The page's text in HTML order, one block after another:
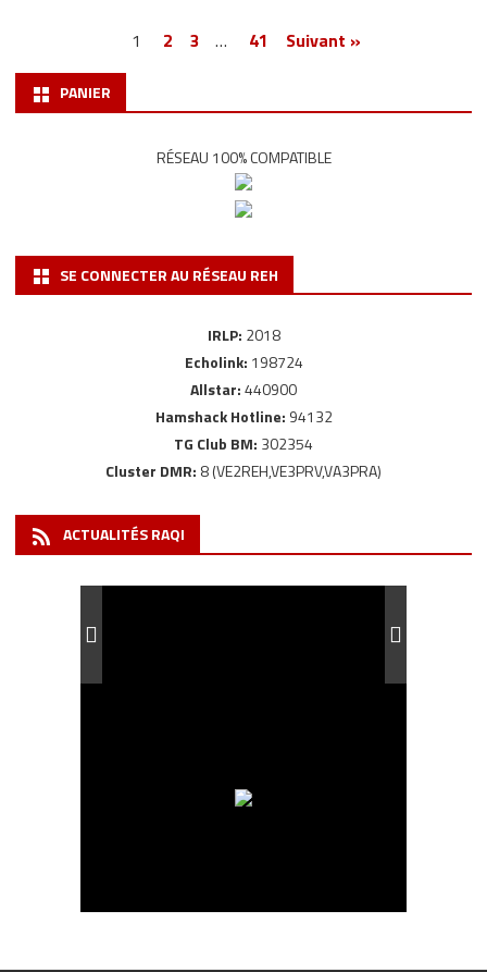
des
publications
1 2 3 … 41 Suivant »
PANIER
RÉSEAU 100% COMPATIBLE
SE CONNECTER AU RÉSEAU REH
IRLP: 2018
Echolink: 198724
Allstar:440900
Hamshack Hotline: 94132
TG Club BM: 302354
Cluster DMR: 8 (VE2REH,VE3PRV,VA3PRA)
ACTUALITÉS RAQI